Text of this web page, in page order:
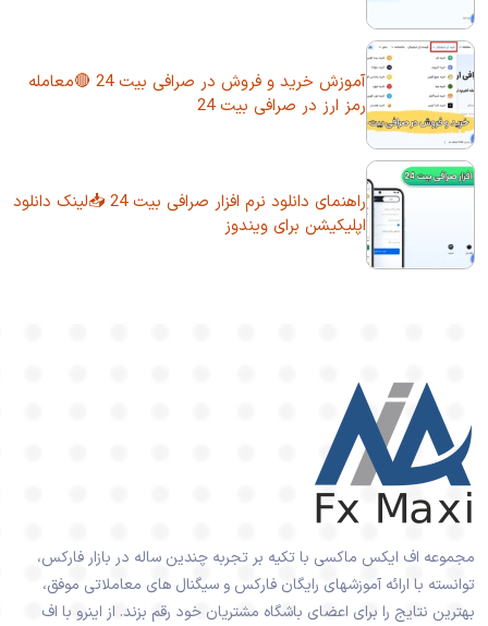
آموزش خرید و فروش در صرافی بیت 24 🔴معامله
رمز ارز در صرافی بیت 24
راهنمای دانلود نرم افزار صرافی بیت 24 📥لینک دانلود
اپلیکیشن برای ویندوز
مجموعه اف ایکس ماکسی با تکیه بر تجربه چندین ساله در بازار فارکس،
توانسته با ارائه آموزشهای رایگان فارکس و سیگنال های معاملاتی موفق،
بهترین نتایج را برای اعضای باشگاه مشتریان خود رقم بزند. از اینرو با اف